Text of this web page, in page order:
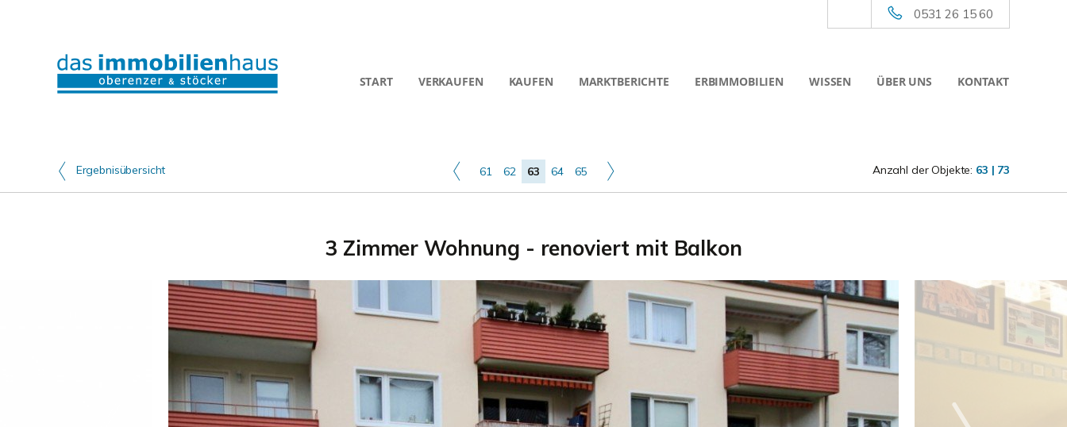
0531 26 15 60
START VERKAUFEN KAUFEN MARKTBERICHTE ERBIMMOBILIEN WISSEN ÜBER UNS KONTAKT
Ergebnisübersicht 61 62 63 64 65 Anzahl der Objekte: 63 | 73
3 Zimmer Wohnung - renoviert mit Balkon